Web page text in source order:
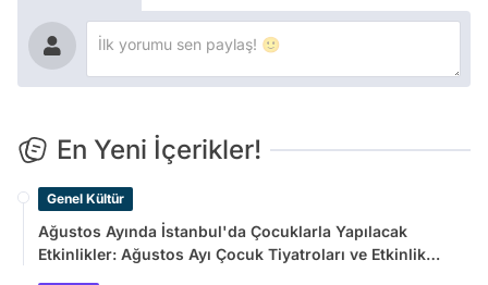
En Yeni İçerikler!
Genel Kültür
Ağustos Ayında İstanbul'da Çocuklarla Yapılacak
Etkinlikler: Ağustos Ayı Çocuk Tiyatroları ve Etkinlik